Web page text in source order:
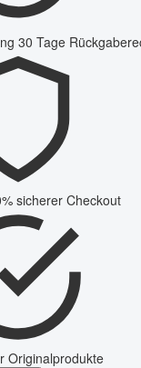
30 Tage
sicherer Checkout
Originalprodukte